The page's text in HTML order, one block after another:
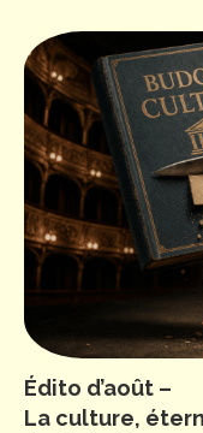
Édito d’août –
La culture,